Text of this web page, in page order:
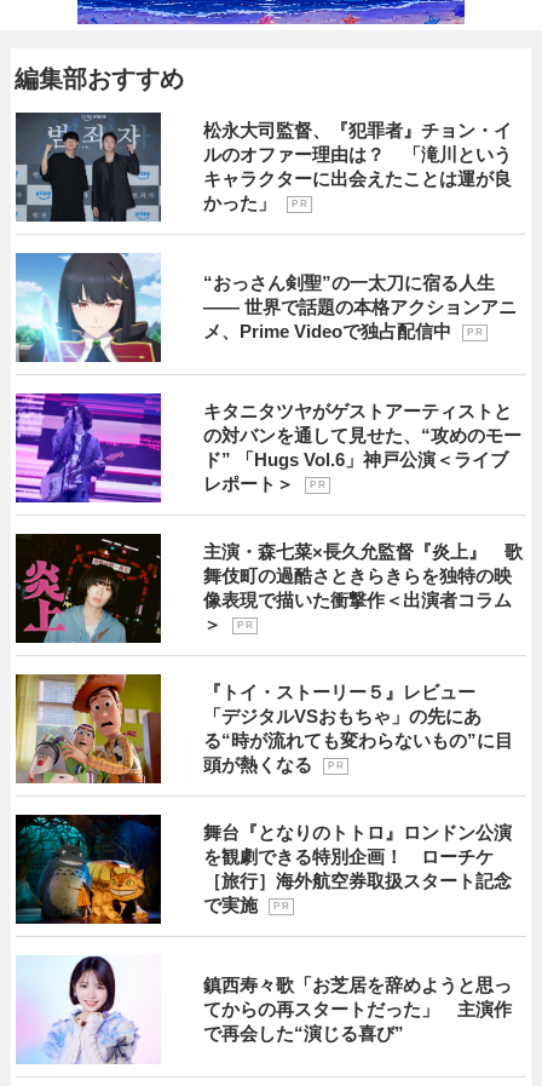
編集部おすすめ
松永大司監督、『犯罪者』チョン・イ
ルのオファー理由は？ 「滝川という
キャラクターに出会えたことは運が良
かった」
P R
“おっさん剣聖”の一太刀に宿る人生
―― 世界で話題の本格アクションアニ
メ、Prime Videoで独占配信中
P R
キタニタツヤがゲストアーティストと
の対バンを通して見せた、“攻めのモー
ド” 「Hugs Vol.6」神戸公演＜ライブ
レポート＞
P R
主演・森七菜×長久允監督『炎上』 歌
舞伎町の過酷さときらきらを独特の映
像表現で描いた衝撃作＜出演者コラム
＞
P R
『トイ・ストーリー５』レビュー
「デジタルVSおもちゃ」の先にあ
る“時が流れても変わらないもの”に目
頭が熱くなる
P R
舞台『となりのトトロ』ロンドン公演
を観劇できる特別企画！ ローチケ
［旅行］海外航空券取扱スタート記念
で実施
P R
鎮西寿々歌「お芝居を辞めようと思っ
てからの再スタートだった」 主演作
で再会した“演じる喜び”